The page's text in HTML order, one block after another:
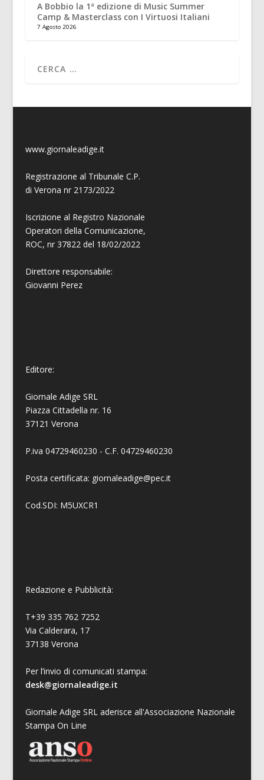
A Bobbio la 1ª edizione di Music Summer
Camp & Masterclass con I Virtuosi Italiani
7 Agosto 2026
www.giornaleadige.it
Registrazione al Tribunale C.P.
di Verona nr 2173/2022
Iscrizione al Registro Nazionale
Operatori della Comunicazione,
ROC, nr 37822 del 18/02/2022
Direttore responsabile:
Giovanni Perez
Editore:
Giornale Adige SRL
Piazza Cittadella nr. 16
37121 Verona
P.iva 04729460230 - C.F. 04729460230
Posta certificata: giornaleadige@pec.it
Cod.SDI: M5UXCR1
Redazione e Pubblicità:
T+39 335 762 7252
Via Calderara, 17
37138 Verona
Per l’invio di comunicati stampa:
desk@giornaleadige.it
Giornale Adige SRL aderisce all'Associazione Nazionale
Stampa On Line